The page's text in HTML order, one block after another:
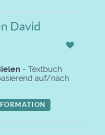
David
- Textbuch
auf/nach